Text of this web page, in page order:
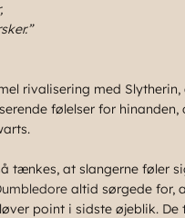
rivalisering med
følelser for hinanden,
tænkes, at slangerne føler
altid sørgede for,
point i sidste øjeblik.